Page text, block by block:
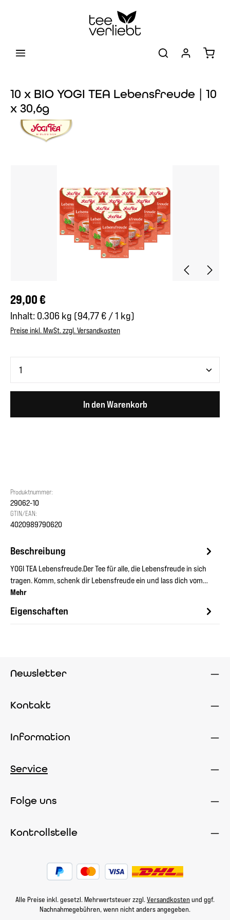
10 x BIO YOGI TEA Lebensfreude | 10
x 30,6g
Regulärer Preis:
29,00 €
Inhalt: 0.306 kg (94,77 € / 1 kg)
Preise inkl. MwSt. zzgl. Versandkosten
In den Warenkorb
Produktnummer:
29062-10
GTIN/EAN:
4020989790620
Beschreibung
YOGI TEA Lebensfreude.Der Tee für alle, die Lebensfreude in sich
tragen. Komm, schenk dir Lebensfreude ein und lass dich vom…
Mehr
Eigenschaften
Newsletter
Kontakt
Information
Service
Folge uns
Kontrollstelle
Alle Preise inkl. gesetzl. Mehrwertsteuer zzgl. Versandkosten und ggf.
Nachnahmegebühren, wenn nicht anders angegeben.